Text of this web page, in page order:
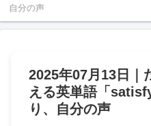
自分の声
2025年07月13日｜
える英単語「
り、自分の声